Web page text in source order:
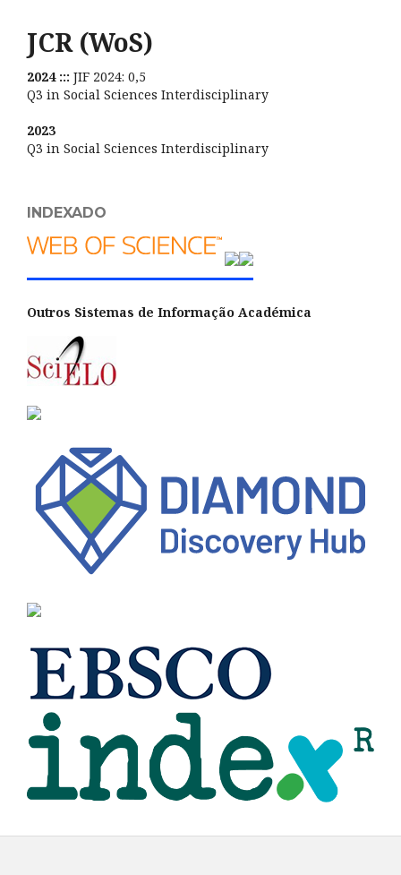
JCR (WoS)
2024 ::: JIF 2024: 0,5
Q3 in Social Sciences Interdisciplinary
2023
Q3 in Social Sciences Interdisciplinary
INDEXADO
Outros Sistemas de Informação Académica